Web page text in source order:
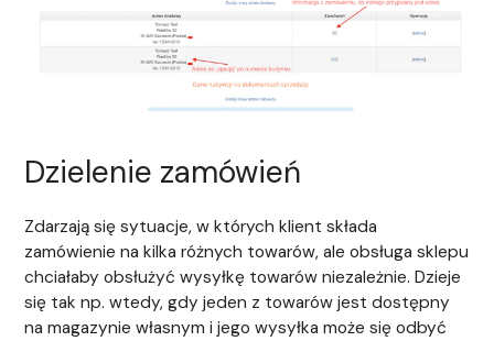
Dzielenie zamówień
Zdarzają się sytuacje, w których klient składa
zamówienie na kilka różnych towarów, ale obsługa sklepu
chciałaby obsłużyć wysyłkę towarów niezależnie. Dzieje
się tak np. wtedy, gdy jeden z towarów jest dostępny
na magazynie własnym i jego wysyłka może się odbyć